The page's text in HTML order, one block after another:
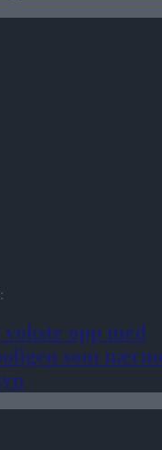
opp med
som